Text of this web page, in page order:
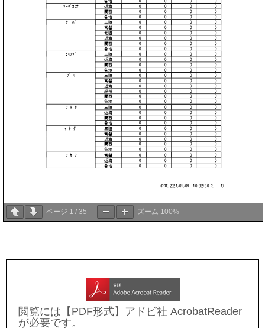
ページ 1 / 35 ズーム 100%
閲覧には【PDF形式】アドビ社 AcrobatReader
が必要です。